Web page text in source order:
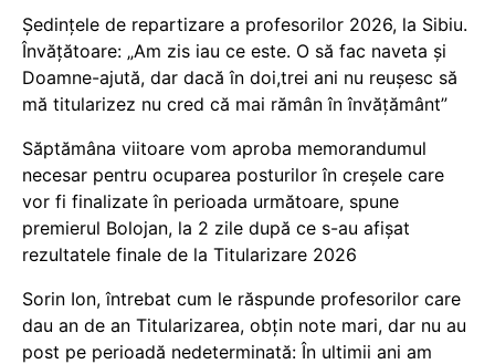
Ședințele de repartizare a profesorilor 2026, la Sibiu.
Învățătoare: „Am zis iau ce este. O să fac naveta și
Doamne-ajută, dar dacă în doi,trei ani nu reușesc să
mă titularizez nu cred că mai rămân în învățământ”
Săptămâna viitoare vom aproba memorandumul
necesar pentru ocuparea posturilor în creșele care
vor fi finalizate în perioada următoare, spune
premierul Bolojan, la 2 zile după ce s-au afișat
rezultatele finale de la Titularizare 2026
Sorin Ion, întrebat cum le răspunde profesorilor care
dau an de an Titularizarea, obțin note mari, dar nu au
post pe perioadă nedeterminată: În ultimii ani am